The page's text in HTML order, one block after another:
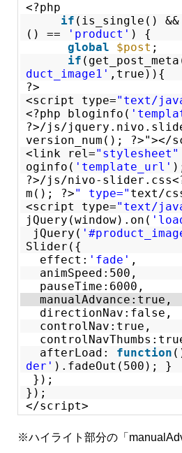
<?php
if (is_single() &&
() ==
'product' ) {
global
$post ;
if
duct_image1' ,true)){
?>
<script type="text/
<?php bloginfo(
?>/js/
version_num(); ?>"></
<link rel="stylesheet"
oginfo( 'template_url'
?>/js/nivo-
m(); ?>" type=" text/
<script type="text/
jQuery(window).on(
jQuery(
Slider({
effect: 'fade' ,
animSpeed:500,
pauseTime:6000,
manualAdvance:true,
directionNav:false,
controlNav:true,
afterLoad: function
der' ).fadeOut(500); }
});
});
</script>
※ハイライト部分の「